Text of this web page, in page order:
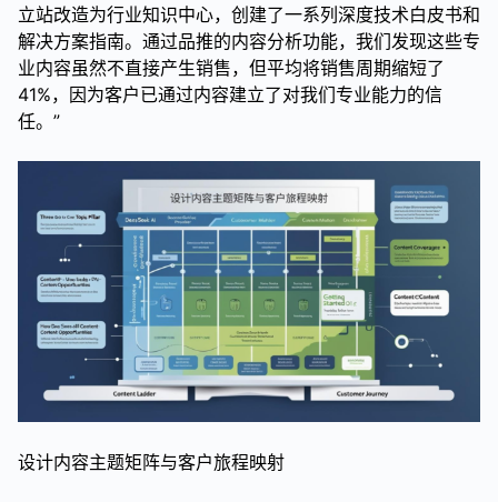
立站改造为行业知识中心，创建了一系列深度技术白皮书和
解决方案指南。通过品推的内容分析功能，我们发现这些专
业内容虽然不直接产生销售，但平均将销售周期缩短了
41%，因为客户已通过内容建立了对我们专业能力的信
任。”
设计内容主题矩阵与客户旅程映射